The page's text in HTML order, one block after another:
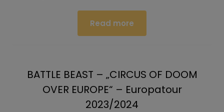
Read more
BATTLE BEAST – „CIRCUS OF DOOM
OVER EUROPE“ – Europatour
2023/2024